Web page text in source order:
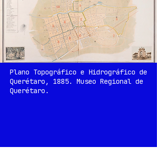
Plano Topográfico e Hidrográfico de
Querétaro, 1885. Museo Regional de
Querétaro.